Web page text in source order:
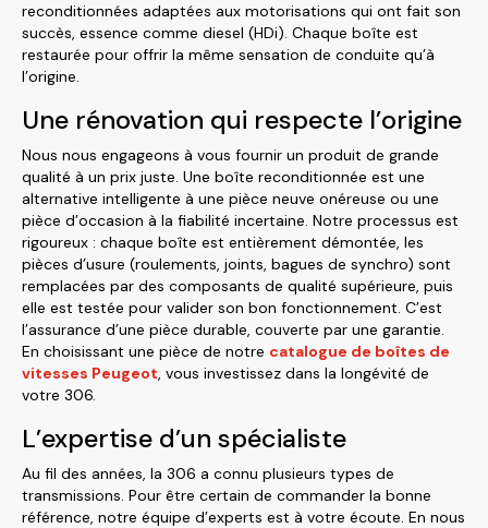
reconditionnées adaptées aux motorisations qui ont fait son
succès, essence comme diesel (HDi). Chaque boîte est
restaurée pour offrir la même sensation de conduite qu’à
l’origine.
Une rénovation qui respecte l’origine
Nous nous engageons à vous fournir un produit de grande
qualité à un prix juste. Une boîte reconditionnée est une
alternative intelligente à une pièce neuve onéreuse ou une
pièce d’occasion à la fiabilité incertaine. Notre processus est
rigoureux : chaque boîte est entièrement démontée, les
pièces d’usure (roulements, joints, bagues de synchro) sont
remplacées par des composants de qualité supérieure, puis
elle est testée pour valider son bon fonctionnement. C’est
l’assurance d’une pièce durable, couverte par une garantie.
En choisissant une pièce de notre catalogue de boîtes de
vitesses Peugeot, vous investissez dans la longévité de
votre 306.
L’expertise d’un spécialiste
Au fil des années, la 306 a connu plusieurs types de
transmissions. Pour être certain de commander la bonne
référence, notre équipe d’experts est à votre écoute. En nous